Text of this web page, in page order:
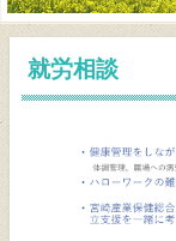
講演・交流会案内
関係機関リンク
難病等情報
就労相談